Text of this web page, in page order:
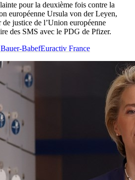
pour la deuxième fois contre la
européenne Ursula von der Leyen,
justice de l’Union européenne
des SMS avec le PDG de Pfizer.
BabefEuractiv France